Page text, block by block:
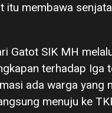
itu membawa
Gatot SIK MH
terhadap Iga
ada warga yang
menuju ke